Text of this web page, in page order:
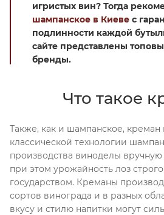
игристых вин? Тогда
шампанское в Киеве с
подлинности каждой
сайте представлены
бренды.
Что такое
Также, как и шампанское, креман
классической технологии
производства виноделы
при этом урожайность лоз
государством. Креманы
сортов винограда и в разных
вкусу и стилю напитки могут